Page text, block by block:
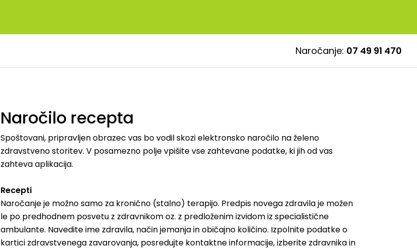
Naročanje: 07 49 91 470
Naročilo recepta
Spoštovani, pripravljen obrazec vas bo vodil skozi elektronsko naročilo na želeno
zdravstveno storitev. V posamezno polje vpišite vse zahtevane podatke, ki jih od vas
zahteva aplikacija.
Recepti
Naročanje je možno samo za kronično (stalno) terapijo. Predpis novega zdravila je možen
le po predhodnem posvetu z zdravnikom oz. z predloženim izvidom iz specialistične
ambulante. Navedite ime zdravila, način jemanja in običajno količino. Izpolnite podatke o
kartici zdravstvenega zavarovanja, posredujte kontaktne informacije, izberite zdravnika in